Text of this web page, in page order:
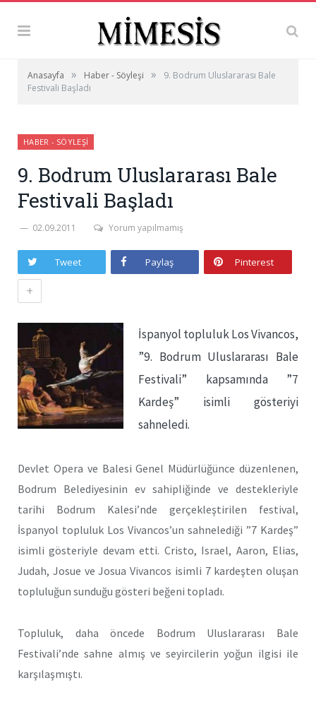
Anasayfa » Haber - Söyleşi »
9. Bodrum Uluslararası Bale
Festivali Başladı
HABER - SÖYLEŞI
9. Bodrum Uluslararası Bale
Festivali Başladı
02.09.2011 Yorum yapılmamış
Tweet Paylaş Pinterest
+
İspanyol topluluk Los Vivancos,
”9. Bodrum Uluslararası Bale
Festivali” kapsamında ”7
Kardeş” isimli gösteriyi
sahneledi.
Devlet Opera ve Balesi Genel Müdürlüğünce düzenlenen,
Bodrum Belediyesinin ev sahipliğinde ve destekleriyle
tarihi Bodrum Kalesi’nde gerçekleştirilen festival,
İspanyol topluluk Los Vivancos’un sahnelediği ”7 Kardeş”
isimli gösteriyle devam etti. Cristo, Israel, Aaron, Elias,
Judah, Josue ve Josua Vivancos isimli 7 kardeşten oluşan
topluluğun sunduğu gösteri beğeni topladı.
Topluluk, daha öncede Bodrum Uluslararası Bale
Festivali’nde sahne almış ve seyircilerin yoğun ilgisi ile
karşılaşmıştı.